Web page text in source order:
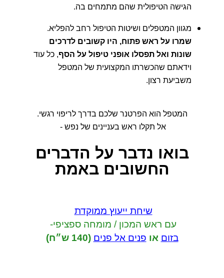
הגישה הטיפולית שהם מתמחים בה.
מגוון המטפלים ושיטות הטיפול רחב להפליא.
שמרו על ראש פתוח, היו קשובים לדרכים
שונות ואל תפסלו אופני טיפול על הסף, כל עוד
וידאתם שהכשרתו המקצועית של המטפל
משביעת רצון.
המטפל הוא הפרטנר שלכם בדרך לריפוי רגשי.
אל תקלו ראש בעניינים של נפש -
בואו נדבר על הדברים
החשובים באמת
שיחת ייעוץ ממוקדת
עם ראש המכון / מומחה ספציפי-
בזום או פנים אל פנים (140 ש״ח)